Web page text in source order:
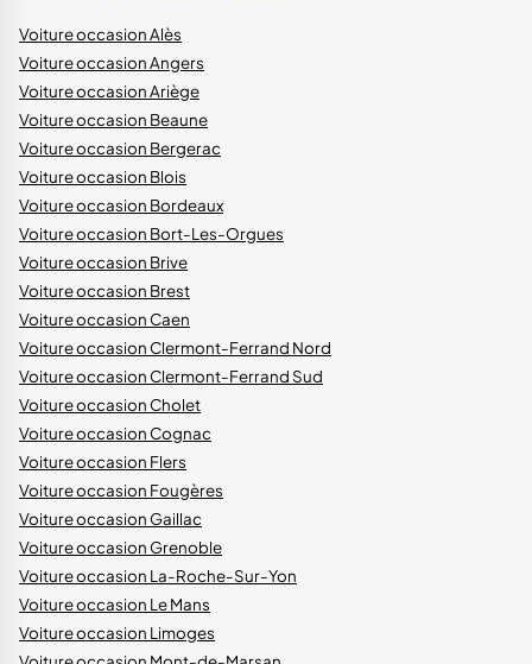
Voiture occasion Alès
Voiture occasion Angers
Voiture occasion Ariège
Voiture occasion Beaune
Voiture occasion Bergerac
Voiture occasion Blois
Voiture occasion Bordeaux
Voiture occasion Bort-Les-Orgues
Voiture occasion Brive
Voiture occasion Brest
Voiture occasion Caen
Voiture occasion Clermont-Ferrand Nord
Voiture occasion Clermont-Ferrand Sud
Voiture occasion Cholet
Voiture occasion Cognac
Voiture occasion Flers
Voiture occasion Fougères
Voiture occasion Gaillac
Voiture occasion Grenoble
Voiture occasion La-Roche-Sur-Yon
Voiture occasion Le Mans
Voiture occasion Limoges